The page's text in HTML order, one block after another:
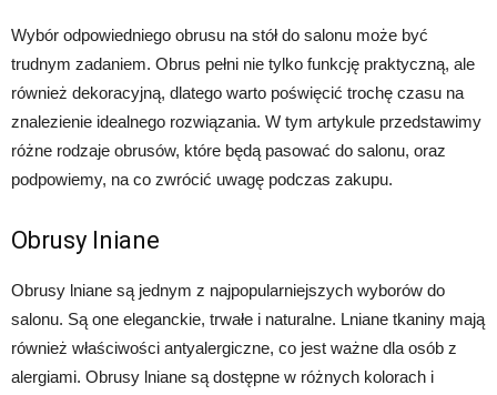
Wybór odpowiedniego obrusu na stół do salonu może być
trudnym zadaniem. Obrus pełni nie tylko funkcję praktyczną, ale
również dekoracyjną, dlatego warto poświęcić trochę czasu na
znalezienie idealnego rozwiązania. W tym artykule przedstawimy
różne rodzaje obrusów, które będą pasować do salonu, oraz
podpowiemy, na co zwrócić uwagę podczas zakupu.
Obrusy lniane
Obrusy lniane są jednym z najpopularniejszych wyborów do
salonu. Są one eleganckie, trwałe i naturalne. Lniane tkaniny mają
również właściwości antyalergiczne, co jest ważne dla osób z
alergiami. Obrusy lniane są dostępne w różnych kolorach i